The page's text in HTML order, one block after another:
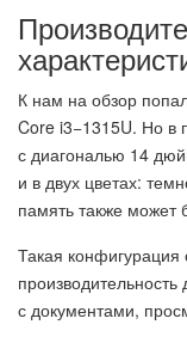
К нам на обзор
Core i3−1315U. Но в
с диагональю 14
и в двух цветах:
память также может
Такая конфигурация
с документами,